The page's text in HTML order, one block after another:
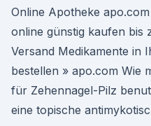
Online Apotheke
online günstig kaufen bis
Versand Medikamente in
bestellen » apo.com Wie
für Zehennagel-Pilz
eine topische